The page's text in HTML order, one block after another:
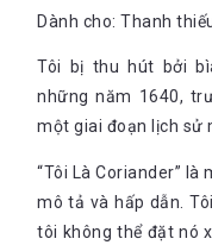
Dành cho: Thanh
Tôi bị thu hút bởi
những năm 1640,
một giai đoạn lịch sử
“Tôi Là Coriander”
mô tả và hấp dẫn.
tôi không thể đặt nó